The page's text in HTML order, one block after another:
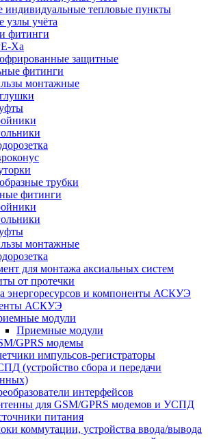
индивидуальные тепловые пункты
узлы учёта
фитинги
Ха
защитные
фитинги
монтажные
трубки
фитинги
монтажные
для монтажа аксиальных систем
от протечки
энергоресурсов и компоненты АСКУЭ
АСКУЭ
модули
Приемные модули
GPRS модемы
импульсов-регистраторы
(устройство сбора и передачи
интерфейсов
для GSM/GPRS модемов и УСПД
питания
коммутации, устройства ввода/вывода